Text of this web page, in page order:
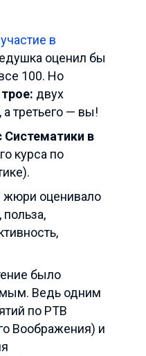
участие в
оценил бы
100. Но
двух
третьего — вы!
в
курса по
жюри оценивало
польза,
было
Ведь одним
по РТВ
Воображения) и